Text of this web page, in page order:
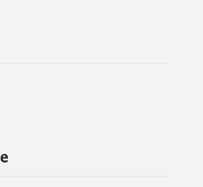
kulturno-
kulturnih proizvoda;
treninga, obuka,
konferencija,